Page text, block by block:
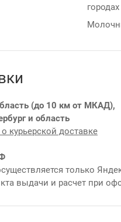
(до 10 км от МКАД),
и область
курьерской доставке
только
выдачи и расчет при